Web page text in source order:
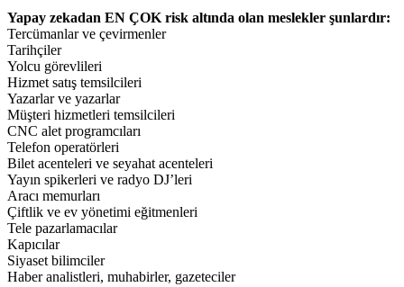
Yapay zekadan EN ÇOK risk altında olan meslekler şunlardır:
Tercümanlar ve çevirmenler
Tarihçiler
Yolcu görevlileri
Hizmet satış temsilcileri
Yazarlar ve yazarlar
Müşteri hizmetleri temsilcileri
CNC alet programcıları
Telefon operatörleri
Bilet acenteleri ve seyahat acenteleri
Yayın spikerleri ve radyo DJ’leri
Aracı memurları
Çiftlik ve ev yönetimi eğitmenleri
Tele pazarlamacılar
Kapıcılar
Siyaset bilimciler
Haber analistleri, muhabirler, gazeteciler